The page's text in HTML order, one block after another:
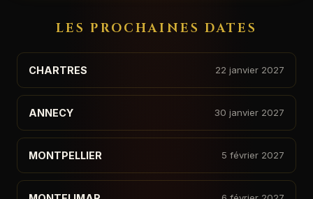
LES PROCHAINES DATES
CHARTRES 22 janvier 2027
ANNECY 30 janvier 2027
MONTPELLIER 5 février 2027